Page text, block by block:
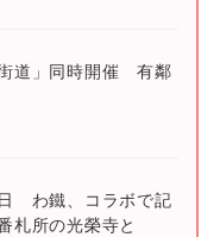
道」同時開催 有鄰
わ鐵、コラボで記
札所の光榮寺と